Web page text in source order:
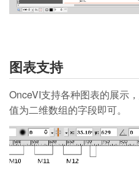
图表支持
OnceVI支持各种图表的展示
值为二维数组的字段即可。